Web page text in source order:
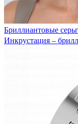
Бриллиантовые
Инкрустация –